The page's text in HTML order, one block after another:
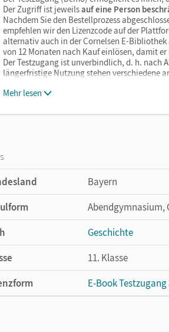
Der Zugriff ist jeweilsauf eine Person
Nachdem Sie den Bestellprozess
empfehlen wir den Lizenzcode auf der
alternativ auch in der Cornelsen E-
von 12 Monaten nach Kauf einlösen, damit
Der Testzugang ist unverbindlich, d. h. nach
längerfristige Nutzung stehen verschiedene
Mehr lesen
Bayern
Abendgymnasium,
Geschichte
11. Klasse
E-Book Testzugang